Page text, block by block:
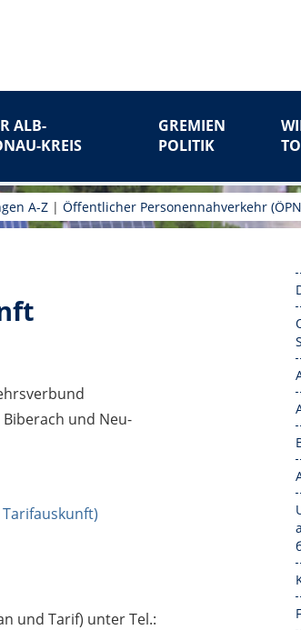
ALB-
KREIS
GREMIEN
POLITIK
A-Z |Öffentlicher Personennahverkehr
und Neu-
und Tarif) unter Tel.: